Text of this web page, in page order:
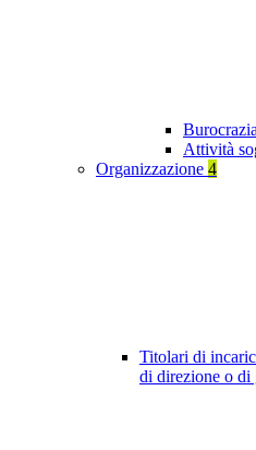
Attività
Organizzazione 4
Titolari di
di direzione o di